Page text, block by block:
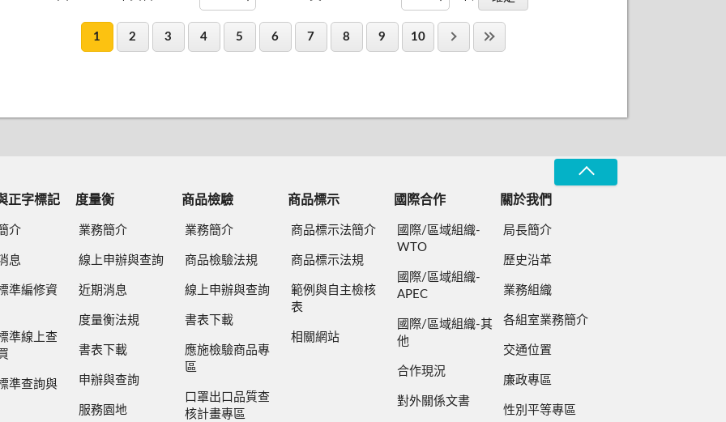
1 2 3 4 5 6 7 8 9 10
正字標記
介
息
準編修資
準線上查
準查詢與
度量衡
業務簡介
線上申辦與查詢
近期消息
度量衡法規
書表下載
申辦與查詢
服務園地
商品檢驗
業務簡介
商品檢驗法規
線上申辦與查詢
書表下載
應施檢驗商品專
區
口罩出口品質查
核計畫專區
商品標示
商品標示法簡介
商品標示法規
範例與自主檢核
表
相關網站
國際合作
國際/區域組織-
WTO
國際/區域組織-
APEC
國際/區域組織-其
他
合作現況
對外關係文書
關於我們
局長簡介
歷史沿革
業務組織
各組室業務簡介
交通位置
廉政專區
性別平等專區